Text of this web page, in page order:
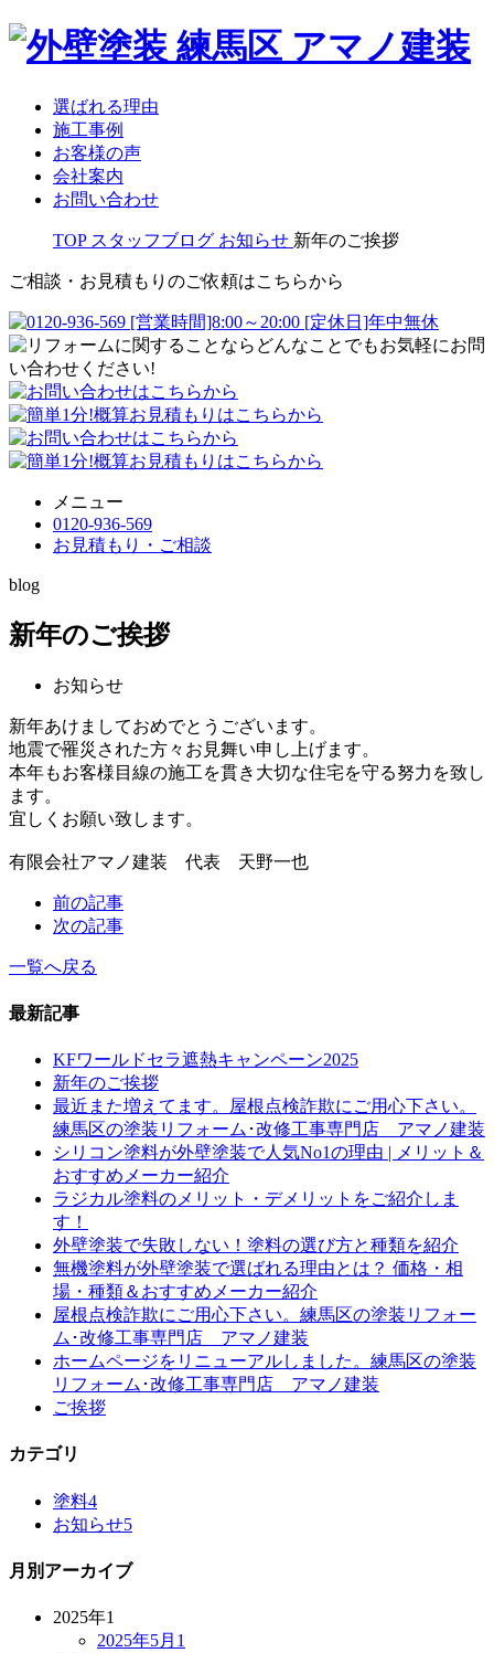
選ばれる理由
施工事例
お客様の声
会社案内
お問い合わせ
TOP スタッフブログ お知らせ 新年のご挨拶
ご相談・お見積もりのご依頼はこちらから
メニュー
0120-936-569
お見積もり・ご相談
blog
新年のご挨拶
お知らせ
新年あけましておめでとうございます。
地震で罹災された方々お見舞い申し上げます。
本年もお客様目線の施工を貫き大切な住宅を守る努力を致し
ます。
宜しくお願い致します。
有限会社アマノ建装 代表 天野一也
前の記事
次の記事
一覧へ戻る
最新記事
KFワールドセラ遮熱キャンペーン2025
新年のご挨拶
最近また増えてます。屋根点検詐欺にご用心下さい。
練馬区の塗装リフォーム･改修工事専門店 アマノ建装
シリコン塗料が外壁塗装で人気No1の理由 | メリット＆
おすすめメーカー紹介
ラジカル塗料のメリット・デメリットをご紹介しま
す！
外壁塗装で失敗しない！塗料の選び方と種類を紹介
無機塗料が外壁塗装で選ばれる理由とは？ 価格・相
場・種類＆おすすめメーカー紹介
屋根点検詐欺にご用心下さい。練馬区の塗装リフォー
ム･改修工事専門店 アマノ建装
ホームページをリニューアルしました。練馬区の塗装
リフォーム･改修工事専門店 アマノ建装
ご挨拶
カテゴリ
塗料4
お知らせ5
月別アーカイブ
2025年1
2025年5月 1